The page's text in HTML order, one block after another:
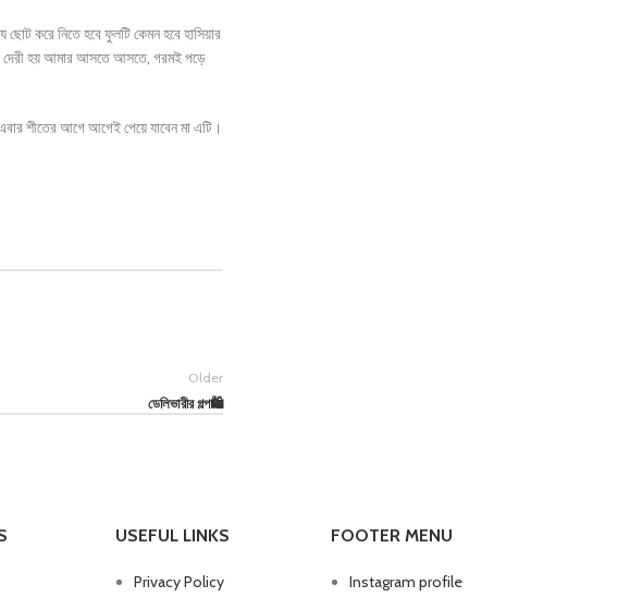
করে নিতে হবে ফুলটি কেমন হবে হাসিয়ার
দেরী হয় আমার আসতে আসতে, গরমই পড়ে
শীতের আগে আগেই পেয়ে যাবেন মা এটি।
Older
ডেলিভারীর গল্প🛍
USEFUL LINKS
Privacy Policy
FOOTER MENU
Instagram profile